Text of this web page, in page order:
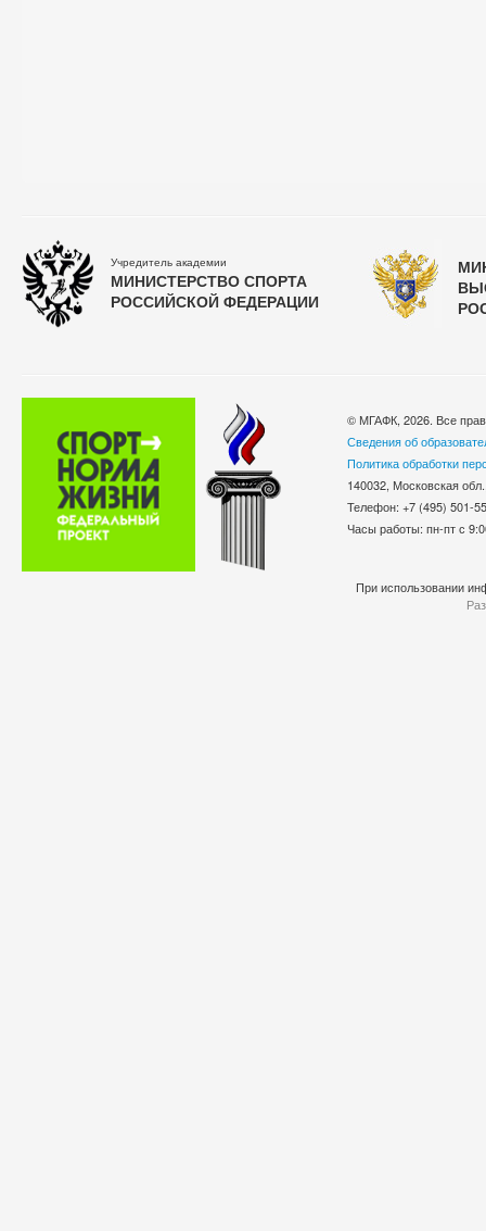
Учредитель академии
МИНИСТЕРСТВО СПОРТА
РОССИЙСКОЙ ФЕДЕРАЦИИ
© МГАФК, 2026. Все
Сведения об
Политика обработки
140032, Московская
Телефон: +7 (495)
Часы работы: пн-пт с
При использовании